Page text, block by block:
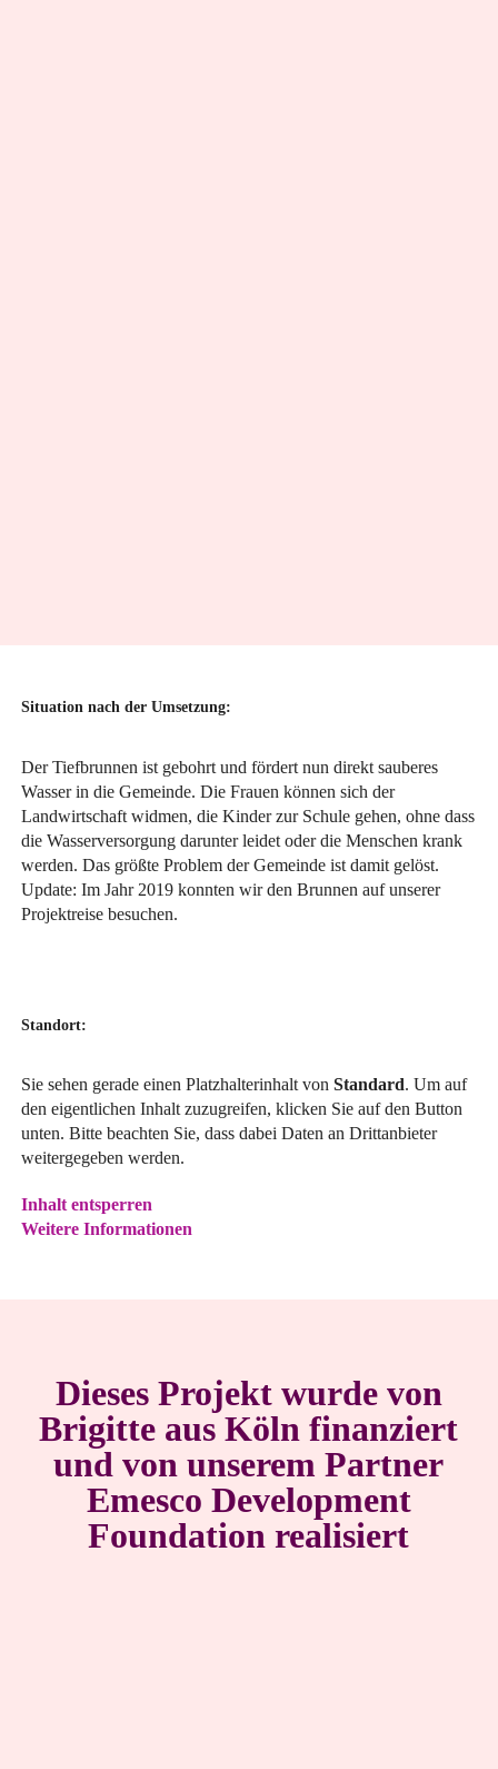
Situation nach der Umsetzung:
Der Tiefbrunnen ist gebohrt und fördert nun direkt sauberes
Wasser in die Gemeinde. Die Frauen können sich der
Landwirtschaft widmen, die Kinder zur Schule gehen, ohne dass
die Wasserversorgung darunter leidet oder die Menschen krank
werden. Das größte Problem der Gemeinde ist damit gelöst.
Update: Im Jahr 2019 konnten wir den Brunnen auf unserer
Projektreise besuchen.
Standort:
Sie sehen gerade einen Platzhalterinhalt von Standard. Um auf
den eigentlichen Inhalt zuzugreifen, klicken Sie auf den Button
unten. Bitte beachten Sie, dass dabei Daten an Drittanbieter
weitergegeben werden.
Inhalt entsperren
Weitere Informationen
Dieses Projekt wurde von
Brigitte aus Köln finanziert
und von unserem Partner
Emesco Development
Foundation realisiert